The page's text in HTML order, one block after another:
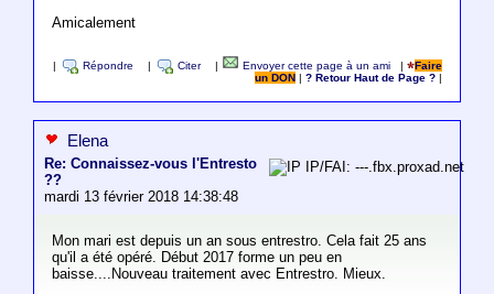
Amicalement
Répondre Citer Envoyer cette page à un ami |
Faire
un DON
|? Retour Haut de Page ?
Elena
Re: Connaissez-vous l'Entresto
??
mardi 13 février 2018 14:38:48
IP/FAI: ---.fbx.proxad.net
Mon mari est depuis un an sous entrestro. Cela fait 25 ans
qu'il a été opéré. Début 2017 forme un peu en
baisse....Nouveau traitement avec Entrestro. Mieux.